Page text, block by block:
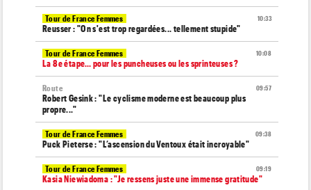
10:33
Tour de France Femmes
Reusser : "On s'est trop regardées... tellement stupide"
10:08
Tour de France Femmes
La 8e étape… pour les puncheuses ou les sprinteuses ?
09:57
Route
Robert Gesink : "Le cyclisme moderne est beaucoup plus
propre..."
09:38
Tour de France Femmes
Puck Pieterse : "L’ascension du Ventoux était incroyable"
09:19
Tour de France Femmes
Kasia Niewiadoma : "Je ressens juste une immense gratitude"